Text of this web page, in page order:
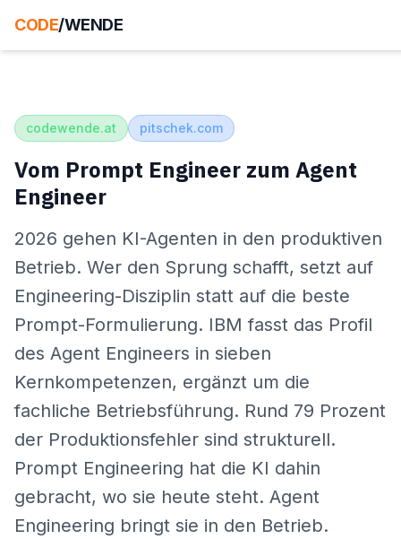
CODE/WENDE
codewende.at pitschek.com
Vom Prompt Engineer zum Agent
Engineer
2026 gehen KI-Agenten in den produktiven
Betrieb. Wer den Sprung schafft, setzt auf
Engineering-Disziplin statt auf die beste
Prompt-Formulierung. IBM fasst das Profil
des Agent Engineers in sieben
Kernkompetenzen, ergänzt um die
fachliche Betriebsführung. Rund 79 Prozent
der Produktionsfehler sind strukturell.
Prompt Engineering hat die KI dahin
gebracht, wo sie heute steht. Agent
Engineering bringt sie in den Betrieb.